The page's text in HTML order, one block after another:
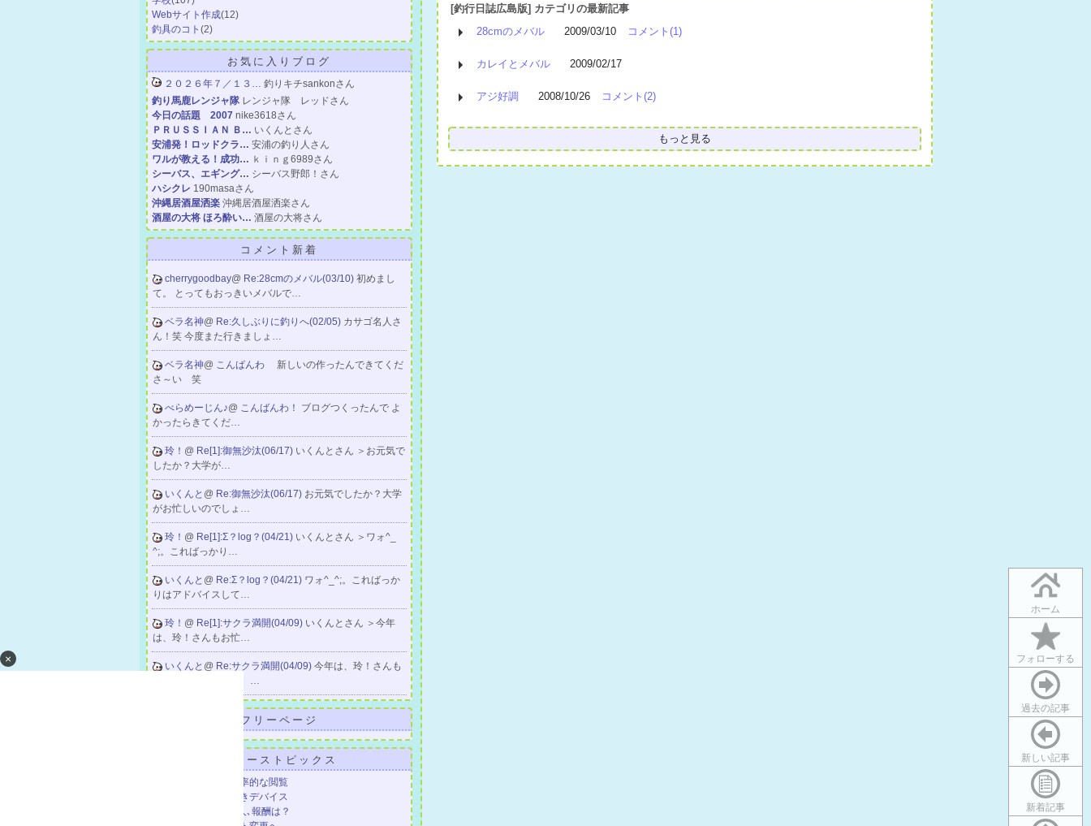
ホーム
フォローする
過去の記事
新しい記事
新着記事
×
Webサイト作成(12)
釣具のコト (2)
お気に入りブログ
２０２６年７／１３… 釣りキチsankonさん
釣り馬鹿レンジャ隊 レンジャ隊 レッドさん
今日の話題 2007 nike3618さん
ＰＲＵＳＳＩＡＮ Ｂ… いくんとさん
安浦発！ロッドクラ… 安浦の釣り人さん
ワルが教える！成功… ｋｉｎｇ6989さん
シーバス、エギング… シーバス野郎！さん
ハシクレ 190masaさん
沖縄居酒屋洒楽 沖縄居酒屋洒楽さん
酒屋の大将 ほろ酔い… 酒屋の大将さん
コメント新着
cherrygoodbay@ Re:28cmのメバル(03/10) 初めまし
て。 とってもおっきいメバルで…
ベラ名神@ Re:久しぶりに釣りへ(02/05) カサゴ名人さ
ん！笑 今度また行きましょ…
ベラ名神@ こんばんわ 新しいの作ったんできてくだ
さ～い 笑
べらめーじん♪@ こんばんわ！ ブログつくったんで よ
かったらきてくだ…
玲！ @ Re[1]:御無沙汰(06/17) いくんとさん ＞お元気で
したか？大学が…
いくんと @ Re:御無沙汰(06/17) お元気でしたか？大学
がお忙しいのでしょ…
玲！ @ Re[1]:Σ？log？(04/21) いくんとさん ＞ワォ^_
^;。こればっかり…
いくんと @ Re:Σ？log？(04/21) ワォ^_^;。こればっか
りはアドバイスして…
玲！ @ Re[1]:サクラ満開(04/09) いくんとさん ＞今年
は、玲！さんもお忙…
いくんと @ Re:サクラ満開(04/09) 今年は、玲！さんも
お忙しいようですし、…
フリーページ
ニューストピックス
｢コレクション｣で効率的な閲覧
脳汁感に驚くお絵描きデバイス
事前登録者数100万人､報酬は？
[釣行日誌広島版] カテゴリの最新記事
28cmのメバル
2009/03/10 コメント(1)
カレイとメバル 2009/02/17
アジ好調 2008/10/26 コメント(2)
もっと見る